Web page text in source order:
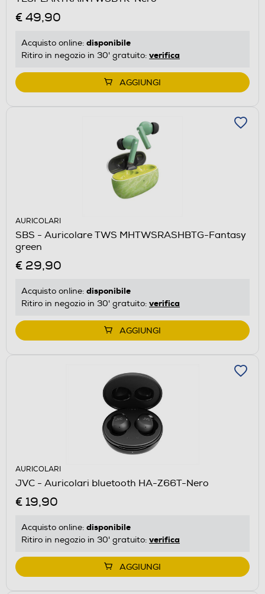
€ 49,90
Acquisto online: disponibile
Ritiro in negozio in 30' gratuito: verifica
AGGIUNGI
AURICOLARI
SBS - Auricolare TWS MHTWSRASHBTG-Fantasy
green
€ 29,90
Acquisto online: disponibile
Ritiro in negozio in 30' gratuito: verifica
AGGIUNGI
AURICOLARI
JVC - Auricolari bluetooth HA-Z66T-Nero
€ 19,90
Acquisto online: disponibile
Ritiro in negozio in 30' gratuito: verifica
AGGIUNGI